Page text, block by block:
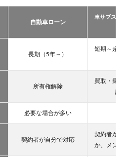
自動車ローン
車サブスクリ
長期（5年～）
短期～超長期
所有権解除
買取・乗換・
譲渡
必要な場合が多い
契約者が自分で対応
契約者が自分
か、メンテン